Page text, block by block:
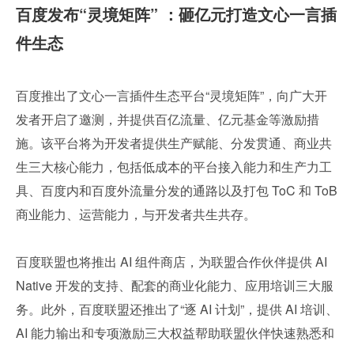
百度发布“灵境矩阵” ：砸亿元打造文心一言插
件生态
百度推出了文心一言插件生态平台“灵境矩阵”，向广大开
发者开启了邀测，并提供百亿流量、亿元基金等激励措
施。该平台将为开发者提供生产赋能、分发贯通、商业共
生三大核心能力，包括低成本的平台接入能力和生产力工
具、百度内和百度外流量分发的通路以及打包 ToC 和 ToB
商业能力、运营能力，与开发者共生共存。
百度联盟也将推出 AI 组件商店，为联盟合作伙伴提供 AI
Native 开发的支持、配套的商业化能力、应用培训三大服
务。此外，百度联盟还推出了“逐 AI 计划”，提供 AI 培训、
AI 能力输出和专项激励三大权益帮助联盟伙伴快速熟悉和